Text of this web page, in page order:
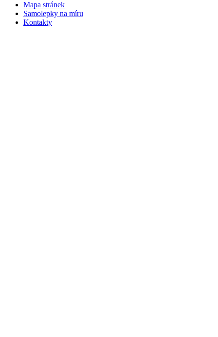
Mapa stránek
Samolepky na míru
Kontakty